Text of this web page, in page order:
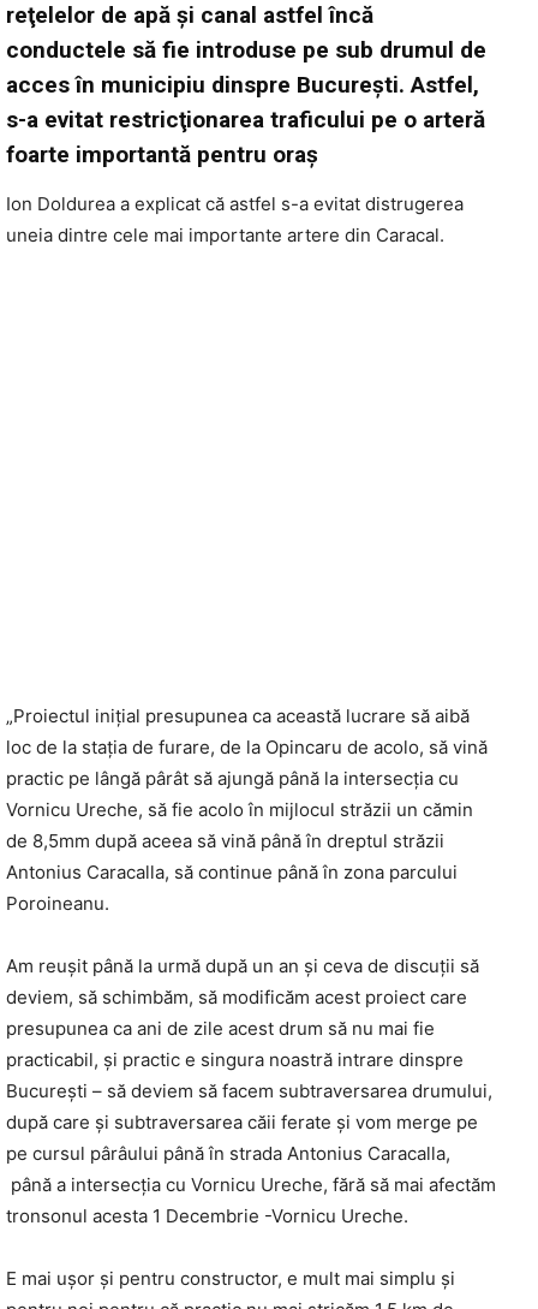
reţelelor de apă şi canal astfel încă
conductele să fie introduse pe sub drumul de
acces în municipiu dinspre Bucureşti. Astfel,
s-a evitat restricţionarea traficului pe o arteră
foarte importantă pentru oraş
Ion Doldurea a explicat că astfel s-a evitat distrugerea
uneia dintre cele mai importante artere din Caracal.
„Proiectul inițial presupunea ca această lucrare să aibă
loc de la stația de furare, de la Opincaru de acolo, să vină
practic pe lângă pârât să ajungă până la intersecția cu
Vornicu Ureche, să fie acolo în mijlocul străzii un cămin
de 8,5mm după aceea să vină până în dreptul străzii
Antonius Caracalla, să continue până în zona parcului
Poroineanu.
Am reușit până la urmă după un an și ceva de discuții să
deviem, să schimbăm, să modificăm acest proiect care
presupunea ca ani de zile acest drum să nu mai fie
practicabil, și practic e singura noastră intrare dinspre
București – să deviem să facem subtraversarea drumului,
după care și subtraversarea căii ferate și vom merge pe
pe cursul pârâului până în strada Antonius Caracalla,
până a intersecția cu Vornicu Ureche, fără să mai afectăm
tronsonul acesta 1 Decembrie -Vornicu Ureche.
E mai ușor și pentru constructor, e mult mai simplu și